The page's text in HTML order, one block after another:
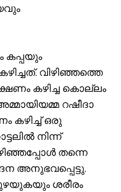
കപ്പയും
വിഴിഞ്ഞത്തെ
കഴിച്ച കൊല്ലം
റഷീദാ
കഴിച്ച് ഒരു
നിന്ന്
തന്നെ
അനുഭവപ്പെട്ടു.
ശരീരം